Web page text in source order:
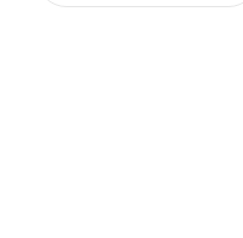
algunos no saben